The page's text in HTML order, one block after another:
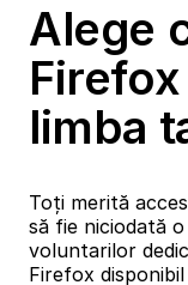
Alege
limba
Toți merită
să fie niciodată
voluntarilor
Firefox